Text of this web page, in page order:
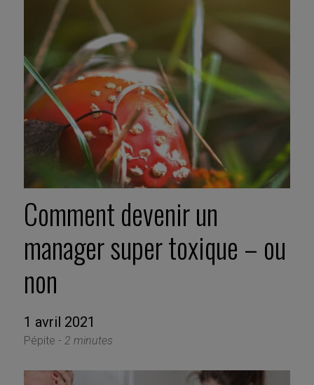
Comment devenir un
manager super toxique – ou
non
1 avril 2021
Pépite - 2 minutes